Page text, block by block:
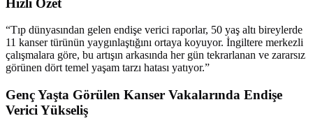
“Tıp dünyasından gelen endişe verici raporlar, 50 yaş altı bireylerde
11 kanser türünün yaygınlaştığını ortaya koyuyor. İngiltere merkezli
çalışmalara göre, bu artışın arkasında her gün tekrarlanan ve zararsız
görünen dört temel yaşam tarzı hatası yatıyor.”
Genç Yaşta Görülen Kanser Vakalarında Endişe
Verici Yükseliş